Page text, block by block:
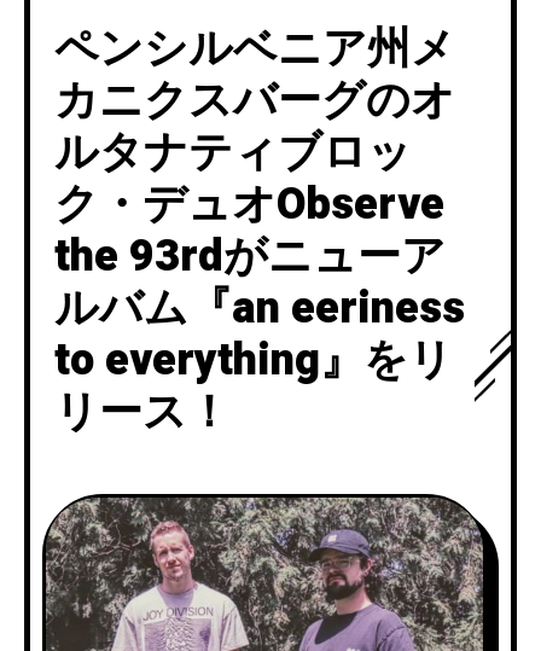
ペンシルベニア州メ
カニクスバーグのオ
ルタナティブロッ
ク・デュオObserve
the 93rdがニューア
ルバム『an eeriness
to everything』をリ
リース！